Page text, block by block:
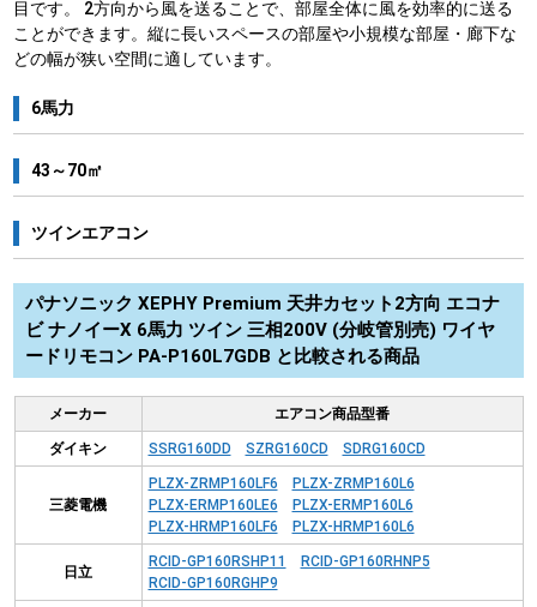
目です。 2方向から風を送ることで、部屋全体に風を効率的に送る
ことができます。縦に長いスペースの部屋や小規模な部屋・廊下な
どの幅が狭い空間に適しています。
6馬力
43～70㎡
ツインエアコン
パナソニック XEPHY Premium 天井カセット2方向 エコナ
ビ ナノイーX 6馬力 ツイン 三相200V (分岐管別売) ワイヤ
ードリモコン PA-P160L7GDB と比較される商品
メーカー エアコン商品型番
ダイキン SSRG160DD SZRG160CD SDRG160CD
三菱電機
PLZX-ZRMP160LF6
PLZX-ZRMP160L6
PLZX-ERMP160LE6
PLZX-ERMP160L6
PLZX-HRMP160LF6
PLZX-HRMP160L6
日立
RCID-GP160RSHP11
RCID-GP160RHNP5
RCID-GP160RGHP9